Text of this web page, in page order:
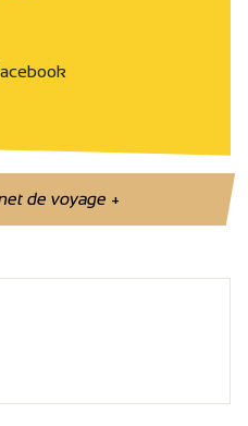
de voyage+